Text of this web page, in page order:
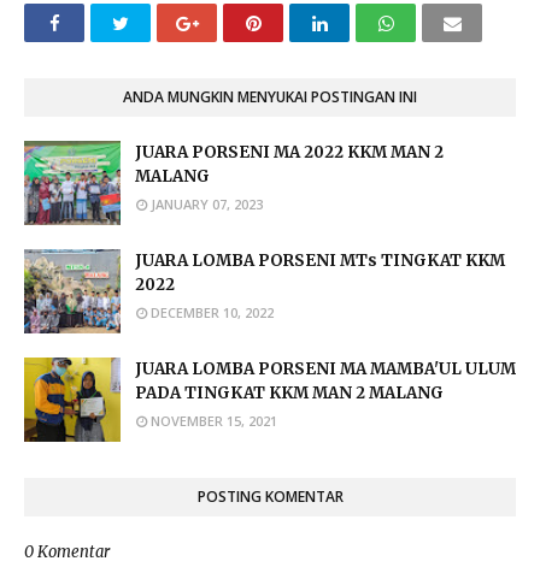
ANDA MUNGKIN MENYUKAI POSTINGAN INI
JUARA PORSENI MA 2022 KKM MAN 2
MALANG
JANUARY 07, 2023
JUARA LOMBA PORSENI MTs TINGKAT KKM
2022
DECEMBER 10, 2022
JUARA LOMBA PORSENI MA MAMBA'UL ULUM
PADA TINGKAT KKM MAN 2 MALANG
NOVEMBER 15, 2021
POSTING KOMENTAR
0 Komentar